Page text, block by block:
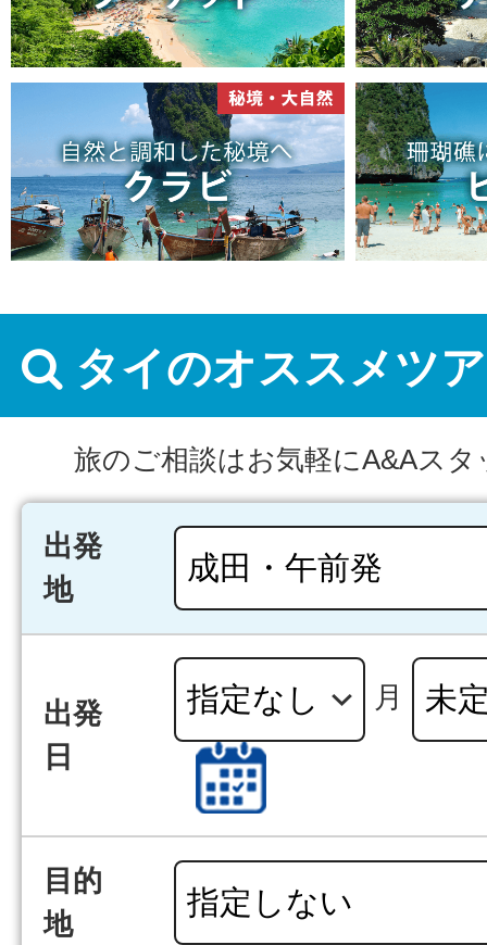
タイのオススメツ
旅のご相談はお気軽にA&Aスタ
出発
地
出発
日
月
目的
地